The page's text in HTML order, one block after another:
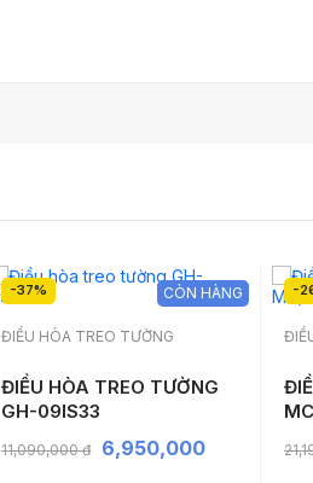
-37%
ĐIỀU HÒA TREO TƯỜNG
ĐIỀU HÒA TREO TƯỜNG
GH-09IS33
CÒN HÀNG
11,090,000 đ 6,950,000
-